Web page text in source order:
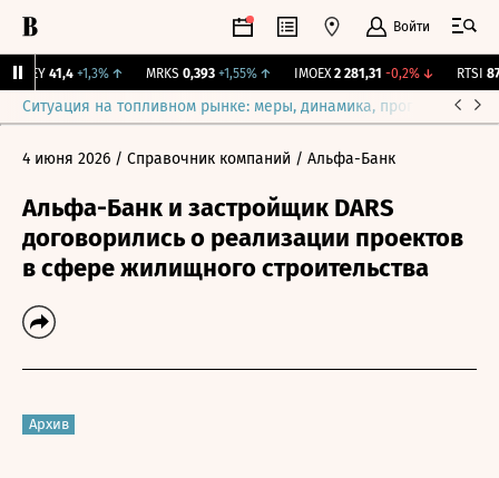
Войти
41,4 +1,3%↑ MRKS 0,393 +1,55%↑ IMOEX 2 281,31 -0,2%↓ RTSI
Ситуация на топливном рынке: меры, динамика, прогнозы
4 июня 2026 / Справочник компаний / Альфа-Банк
Альфа-Банк и застройщик DARS
договорились о реализации проектов
в сфере жилищного строительства
Архив